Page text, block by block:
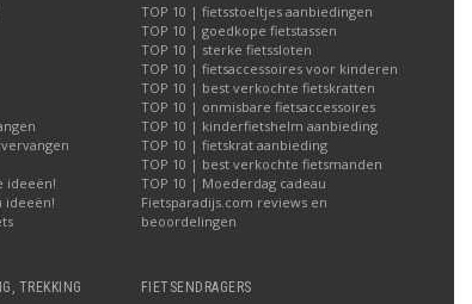
ideeën!
ideeën!
TOP 10 | fietsstoeltjes aanbiedingen
TOP 10 | goedkope fietstassen
TOP 10 | sterke fietssloten
TOP 10 | fietsaccessoires voor kinderen
TOP 10 | best verkochte fietskratten
TOP 10 | onmisbare fietsaccessoires
TOP 10 | kinderfietshelm aanbieding
TOP 10 | fietskrat aanbieding
TOP 10 | best verkochte fietsmanden
TOP 10 | Moederdag cadeau
Fietsparadijs.com reviews en
beoordelingen
TREKKING FIETSENDRAGERS